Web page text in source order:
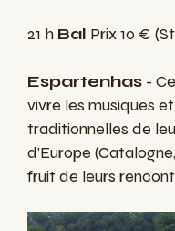
21 h Bal Prix 10 €
Espartenhas -
vivre les musiques
traditionnelles de
d'Europe
fruit de leurs